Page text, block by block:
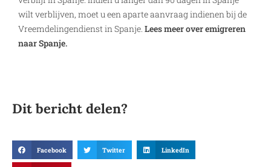
wilt verblijven, moet u een aparte aanvraag indienen bij de
Vreemdelingendienst in Spanje. Lees meer over emigreren
naar Spanje.
Dit bericht delen?
Facebook Twitter LinkedIn